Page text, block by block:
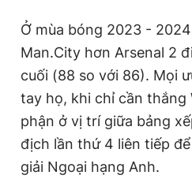
Ở mùa bóng 2023 -
Man.City hơn Arsenal 2
cuối (88 so với 86). Mọi
tay họ, khi chỉ cần thắng
phận ở vị trí giữa bảng
địch lần thứ 4 liên tiếp
giải Ngoại hạng Anh.